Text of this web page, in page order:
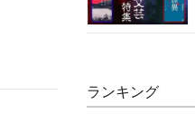
ランキング